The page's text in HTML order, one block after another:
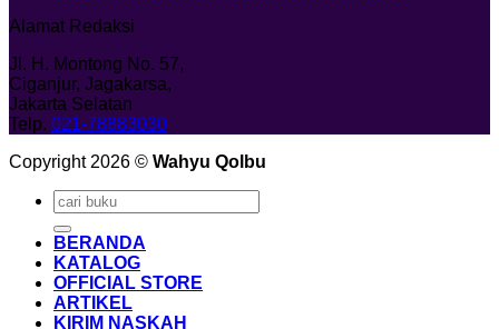
Alamat Redaksi
Jl. H. Montong No. 57,
Ciganjur, Jagakarsa,
Jakarta Selatan
Telp. 021-78883030
Copyright 2026 © Wahyu Qolbu
Search
for:
BERANDA
KATALOG
OFFICIAL STORE
ARTIKEL
KIRIM NASKAH